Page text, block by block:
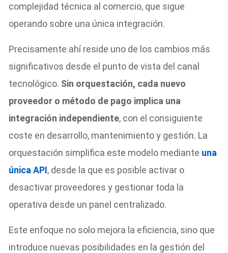
complejidad técnica al comercio, que sigue
operando sobre una única integración.
Precisamente ahí reside uno de los cambios más
significativos desde el punto de vista del canal
tecnológico. Sin orquestación, cada nuevo
proveedor o método de pago implica una
integración independiente, con el consiguiente
coste en desarrollo, mantenimiento y gestión. La
orquestación simplifica este modelo mediante una
única API, desde la que es posible activar o
desactivar proveedores y gestionar toda la
operativa desde un panel centralizado.
Este enfoque no solo mejora la eficiencia, sino que
introduce nuevas posibilidades en la gestión del